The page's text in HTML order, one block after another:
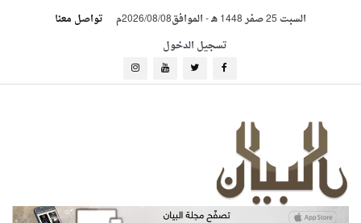
السبت 25 صفر 1448 هـ -الموافق2026/08/08م
تواصل معنا
تسجيل الدخول